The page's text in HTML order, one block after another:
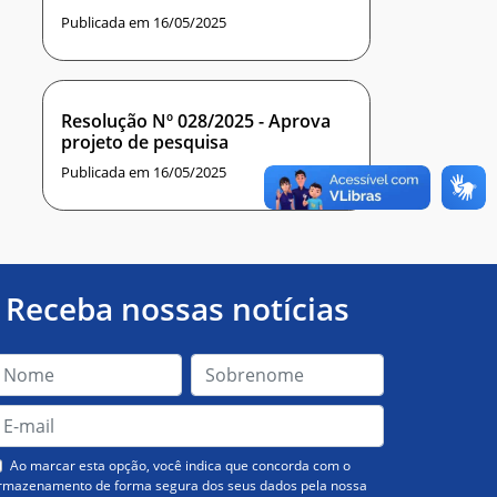
Publicada em 16/05/2025
Resolução Nº 028/2025 - Aprova
projeto de pesquisa
Publicada em 16/05/2025
Receba nossas notícias
Ao marcar esta opção, você indica que concorda com o
de forma segura dos seus dados pela nossa